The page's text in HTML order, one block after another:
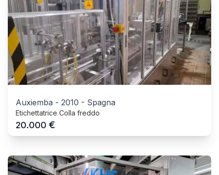
Auxiemba - 2010 - Spagna
Etichettatrice Colla freddo
20.000 €